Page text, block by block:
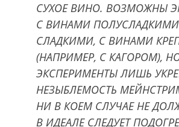
СУХОЕ ВИНО. ВОЗМОЖНЫ
С ВИНАМИ
СЛАДКИМИ, С ВИНАМИ
(НАПРИМЕР, С КАГОРОМ),
ЭКСПЕРИМЕНТЫ ЛИШЬ
НЕЗЫБЛЕМОСТЬ
НИ В КОЕМ СЛУЧАЕ НЕ
В ИДЕАЛЕ СЛЕДУЕТ